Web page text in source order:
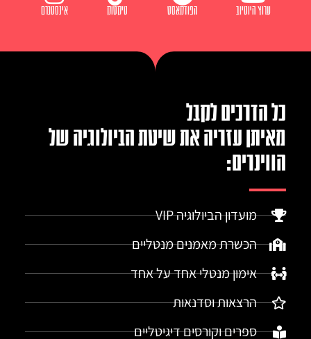
ערוץ היוטיוב הפודקאסט טיקטוק אינסטגרם
כל הדרכים לקבל
מאיתן עזריה את שיטת הביולוגיה של
הווינרים:
מועדון הביולוגיה VIP
הכשרת מאמנים מנטליים
אימון מנטלי אחד על אחד
הרצאות וסדנאות
ספרים וקורסים דיגיטליים